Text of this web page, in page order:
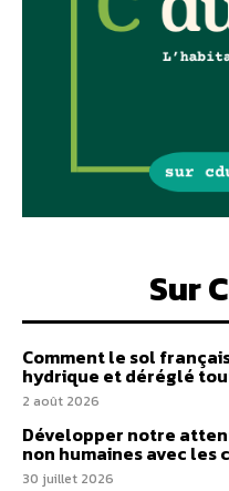
Sur
Comment le sol
hydrique et déréglé
2 août 2026
Développer notre
non humaines avec les
30 juillet 2026